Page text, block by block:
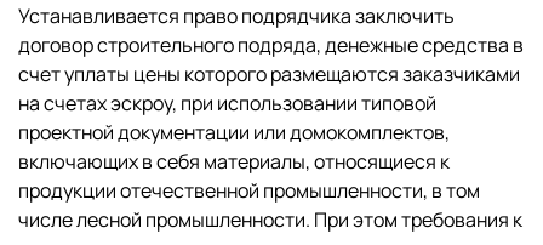
Устанавливается право подрядчика заключить
договор строительного подряда, денежные средства в
счет уплаты цены которого размещаются заказчиками
на счетах эскроу, при использовании типовой
проектной документации или домокомплектов,
включающих в себя материалы, относящиеся к
продукции отечественной промышленности, в том
числе лесной промышленности. При этом требования к